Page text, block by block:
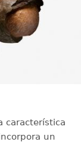
característica
un